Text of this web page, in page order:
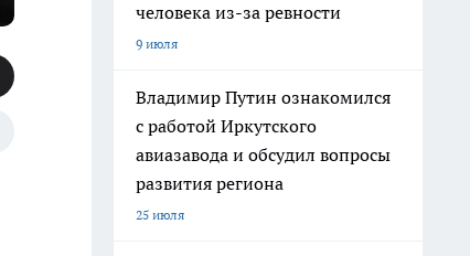
человека из-за ревности
9 июля
Владимир Путин ознакомился
с работой Иркутского
авиазавода и обсудил вопросы
развития региона
25 июля